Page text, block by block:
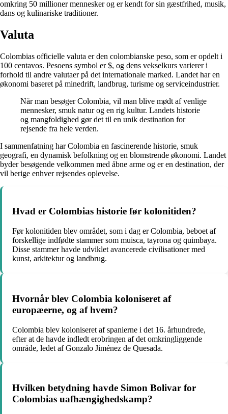
omkring 50 millioner mennesker og er kendt for sin gæstfrihed, musik,
dans og kulinariske traditioner.
Valuta
Colombias officielle valuta er den colombianske peso, som er opdelt i
100 centavos. Pesoens symbol er $, og dens vekselkurs varierer i
forhold til andre valutaer på det internationale marked. Landet har en
økonomi baseret på minedrift, landbrug, turisme og serviceindustrier.
Når man besøger Colombia, vil man blive mødt af venlige
mennesker, smuk natur og en rig kultur. Landets historie
og mangfoldighed gør det til en unik destination for
rejsende fra hele verden.
I sammenfatning har Colombia en fascinerende historie, smuk
geografi, en dynamisk befolkning og en blomstrende økonomi. Landet
byder besøgende velkommen med åbne arme og er en destination, der
vil berige enhver rejsendes oplevelse.
Hvad er Colombias historie før kolonitiden?
Før kolonitiden blev området, som i dag er Colombia, beboet af
forskellige indfødte stammer som muisca, tayrona og quimbaya.
Disse stammer havde udviklet avancerede civilisationer med
kunst, arkitektur og landbrug.
Hvornår blev Colombia koloniseret af
europæerne, og af hvem?
Colombia blev koloniseret af spanierne i det 16. århundrede,
efter at de havde indledt erobringen af det omkringliggende
område, ledet af Gonzalo Jiménez de Quesada.
Hvilken betydning havde Simon Bolivar for
Colombias uafhængighedskamp?